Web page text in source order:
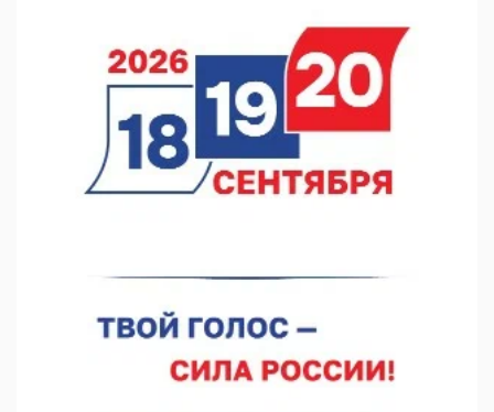
Около 800 школ готовят к новому учебному году
05.08.2026 15:23